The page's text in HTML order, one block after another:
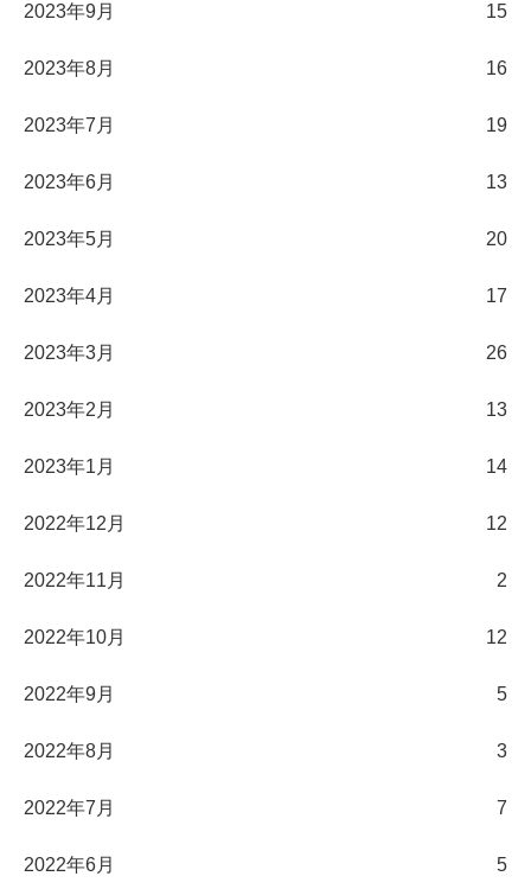
2023年9月 15
2023年8月 16
2023年7月 19
2023年6月 13
2023年5月 20
2023年4月 17
2023年3月 26
2023年2月 13
2023年1月 14
2022年12月 12
2022年11月 2
2022年10月 12
2022年9月 5
2022年8月 3
2022年7月 7
2022年6月 5